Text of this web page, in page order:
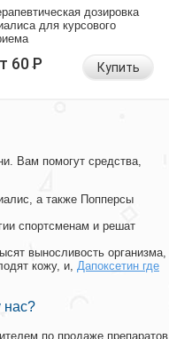
дозировка
для курсового
60Р Купить
Вам помогут средства,
а также Попперсы
спортсменам и решат
выносливость организма,
кожу, и, Дапоксетин где
нас?
по продаже препаратов